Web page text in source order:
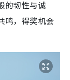
的韧性与诚
鸣，得奖机会